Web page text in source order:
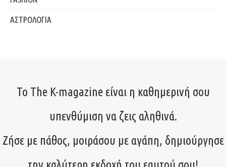
ΑΣΤΡΟΛΟΓΙΑ
Το The K-magazine είναι η καθημερινή σου
υπενθύμιση να ζεις αληθινά.
Ζήσε με πάθος, μοιράσου με αγάπη, δημιούργησε